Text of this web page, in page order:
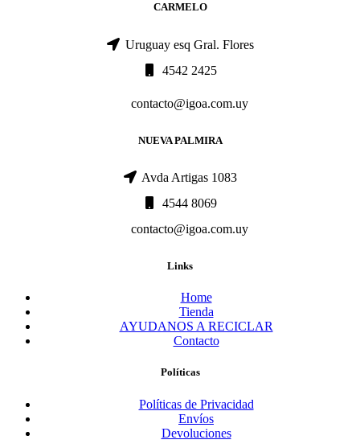
CARMELO
Uruguay esq Gral. Flores
4542 2425
contacto@igoa.com.uy
NUEVA PALMIRA
Avda Artigas 1083
4544 8069
contacto@igoa.com.uy
Links
Home
Tienda
AYUDANOS A RECICLAR
Contacto
Políticas
Políticas de Privacidad
Envíos
Devoluciones